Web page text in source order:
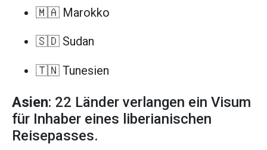
🇲🇦 Marokko
🇸🇩 Sudan
🇹🇳 Tunesien
Asien: 22 Länder verlangen ein Visum
für Inhaber eines liberianischen
Reisepasses.